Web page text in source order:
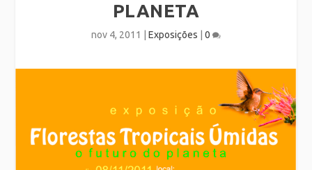
PLANETA
nov 4, 2011 Exposições 0